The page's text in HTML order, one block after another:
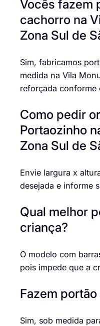
Vocês fazem
cachorro na
Zona Sul de
Sim, fabricamos
medida na Vila
reforçada conforme
Como pedir
Portaozinho
Zona Sul de
Envie largura x
desejada e informe
Qual melhor
criança?
O modelo com
pois impede que a
Fazem
Sim, sob medida